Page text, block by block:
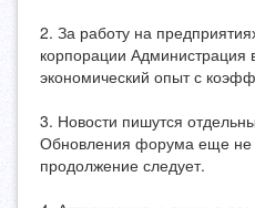
2. За работу на
корпорации Администрация
экономический опыт с
3. Новости пишутся
Обновления форума еще не
продолжение следует.